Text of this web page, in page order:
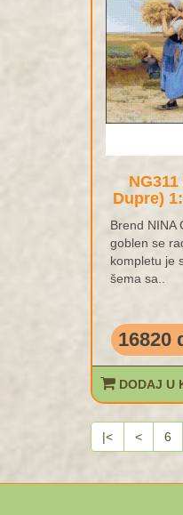
Dupre)
Brend
goblen se
kompletu je
šema sa..
16820
DODAJ U
|< < 6